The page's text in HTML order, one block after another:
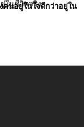
คนอยู่ในใจดีกว่าอยู่ใน